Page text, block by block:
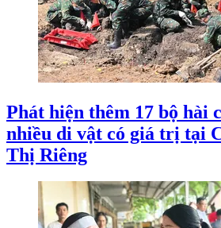
Phát hiện thêm 17 bộ hài
nhiều di vật có giá trị tại
Thị Riêng